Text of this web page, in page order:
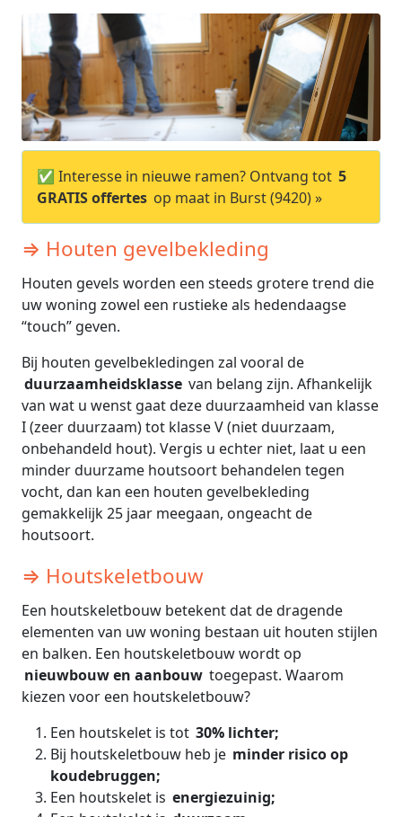
✅ Interesse in nieuwe ramen? Ontvang tot 5
GRATIS offertes op maat in Burst (9420) »
⇒ Houten gevelbekleding
Houten gevels worden een steeds grotere trend die
uw woning zowel een rustieke als hedendaagse
“touch” geven.
Bij houten gevelbekledingen zal vooral de
duurzaamheidsklasse van belang zijn. Afhankelijk
van wat u wenst gaat deze duurzaamheid van klasse
I (zeer duurzaam) tot klasse V (niet duurzaam,
onbehandeld hout). Vergis u echter niet, laat u een
minder duurzame houtsoort behandelen tegen
vocht, dan kan een houten gevelbekleding
gemakkelijk 25 jaar meegaan, ongeacht de
houtsoort.
⇒ Houtskeletbouw
Een houtskeletbouw betekent dat de dragende
elementen van uw woning bestaan uit houten stijlen
en balken. Een houtskeletbouw wordt op
nieuwbouw en aanbouw toegepast. Waarom
kiezen voor een houtskeletbouw?
Een houtskelet is tot 30% lichter;
Bij houtskeletbouw heb je minder risico op
koudebruggen;
Een houtskelet is energiezuinig;